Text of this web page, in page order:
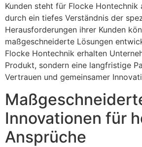
Kunden steht für Flocke Hontechnik
durch ein tiefes Verständnis der
Herausforderungen ihrer Kunden
maßgeschneiderte Lösungen
Flocke Hontechnik erhalten
Produkt, sondern eine langfristige
Vertrauen und gemeinsamer
Innovationen für
Ansprüche